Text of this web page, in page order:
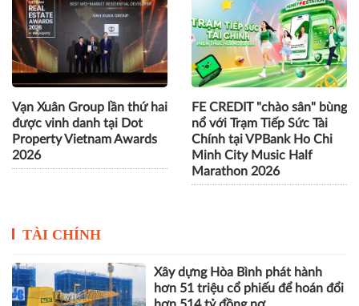
Triển lãm ngành năng
lượng: Nền tảng kết nối
cho di chuyển xanh
Lợi nhuận giảm sâu,
Eximbank tiếp tục ghi nhận
biến động ở vị trí điều hành
cao nhất
được vinh danh tại Dot
2026
Minh City Music Half
Marathon 2026